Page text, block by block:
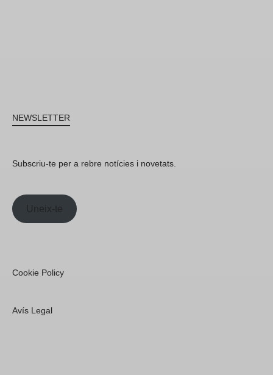
NEWSLETTER
Subscriu-te per a rebre notícies i novetats.
Uneix-te
Cookie Policy
Avís Legal